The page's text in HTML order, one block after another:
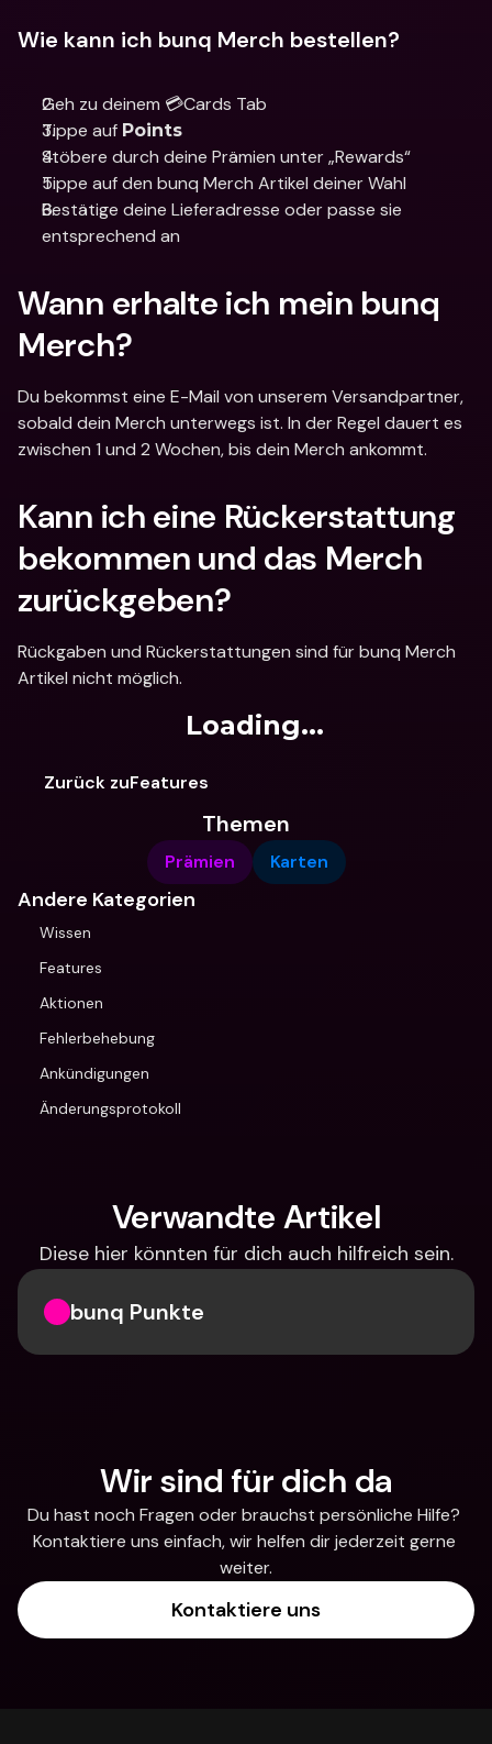
Wie kann ich bunq Merch bestellen?
Geh zu deinem 💳Cards Tab
Tippe auf Points
Stöbere durch deine Prämien unter „Rewards“
Tippe auf den bunq Merch Artikel deiner Wahl
Bestätige deine Lieferadresse oder passe sie
entsprechend an
Wann erhalte ich mein bunq
Merch?
Du bekommst eine E-Mail von unserem Versandpartner,
sobald dein Merch unterwegs ist. In der Regel dauert es
zwischen 1 und 2 Wochen, bis dein Merch ankommt.
Kann ich eine Rückerstattung
bekommen und das Merch
zurückgeben?
Rückgaben und Rückerstattungen sind für bunq Merch
Artikel nicht möglich.
Loading...
Zurück zuFeatures
Themen
Prämien Karten
Andere Kategorien
Wissen
Features
Aktionen
Fehlerbehebung
Ankündigungen
Änderungsprotokoll
Verwandte Artikel
Diese hier könnten für dich auch hilfreich sein.
bunq Punkte
Wir sind für dich da
Du hast noch Fragen oder brauchst persönliche Hilfe?
Kontaktiere uns einfach, wir helfen dir jederzeit gerne
weiter.
Kontaktiere uns